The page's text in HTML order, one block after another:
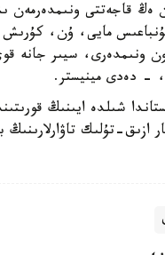
ەڭ قاجەتتى ونىمدەرمەن
مايى، ۇن،
ونىمدەرى، سيىر جانە
شىلدە ايىنىڭ